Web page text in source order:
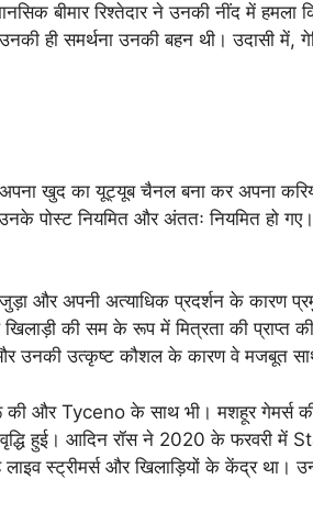
बीमार रिश्तेदार ने उनकी नींद में हमला
ही समर्थना उनकी बहन थी। उदासी में,
खुद का यूट्यूब चैनल बना कर अपना
पोस्ट नियमित और अंततः नियमित हो
और अपनी अत्याधिक प्रदर्शन के कारण
की सम के रूप में मित्रता की प्राप्त
उनकी उत्कृष्ट कौशल के कारण वे मजबूत
की और Tyceno के साथ भी। मशहूर गेमर्स
हुई। आदिन रॉस ने 2020 के फरवरी में
स्ट्रीमर्स और खिलाड़ियों के केंद्र था।